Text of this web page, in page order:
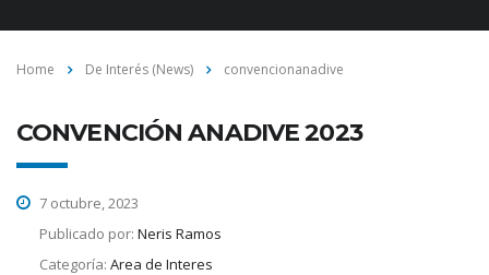
Home De Interés (News) convencionanadive
CONVENCIÓN ANADIVE 2023
7 octubre, 2023
Publicado por: Neris Ramos
Categoría: Area de Interes